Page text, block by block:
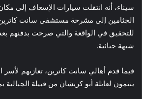
سيناء، أنه انتقلت سيارات الإسعاف إلى
الجثامين إلى مشرحة مستشفى سانت
للتحقيق في الواقعة والتي صرحت بدفنهم
شبهة جنائية.
فيما قدم أهالي سانت كاترين، تعازيهم لأسر
ينتمون لعائلة أبو كريشان من قبيلة الجبالية